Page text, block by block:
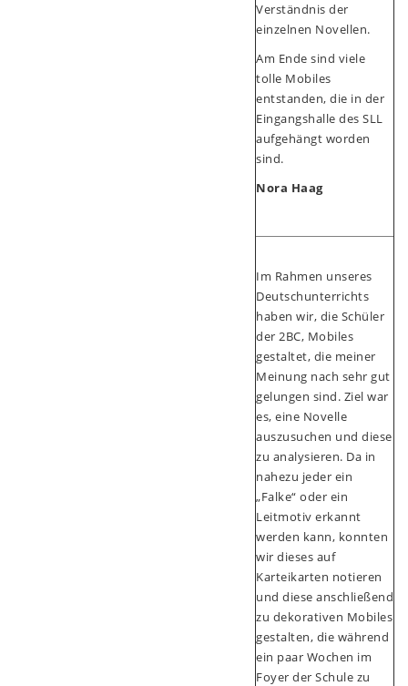
Verständnis der
einzelnen Novellen.
Am Ende sind viele
tolle Mobiles
entstanden, die in der
Eingangshalle des SLL
aufgehängt worden
sind.
Nora Haag
Im Rahmen unseres
Deutschunterrichts
haben wir, die Schüler
der 2BC, Mobiles
gestaltet, die meiner
Meinung nach sehr gut
gelungen sind. Ziel war
es, eine Novelle
auszusuchen und diese
zu analysieren. Da in
nahezu jeder ein
„Falke“ oder ein
Leitmotiv erkannt
werden kann, konnten
wir dieses auf
Karteikarten notieren
und diese anschließend
zu dekorativen Mobiles
gestalten, die während
ein paar Wochen im
Foyer der Schule zu